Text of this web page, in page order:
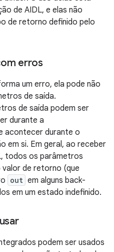
de AIDL, e elas não
de retorno definido pelo
erros
um erro, ela pode não
de saída.
de saída podem ser
durante a
acontecer durante o
em si. Em geral, ao receber
todos os parâmetros
valor de retorno (que
out em alguns back-
em um estado indefinido.
podem ser usados